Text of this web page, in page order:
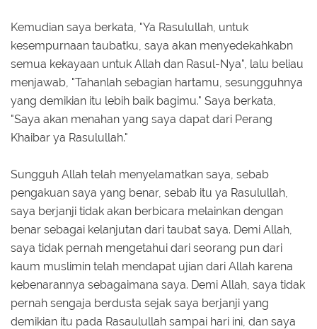
Kemudian saya berkata, "Ya Rasulullah, untuk
kesempurnaan taubatku, saya akan menyedekahkabn
semua kekayaan untuk Allah dan Rasul-Nya", lalu beliau
menjawab, "Tahanlah sebagian hartamu, sesungguhnya
yang demikian itu lebih baik bagimu." Saya berkata,
"Saya akan menahan yang saya dapat dari Perang
Khaibar ya Rasulullah."
Sungguh Allah telah menyelamatkan saya, sebab
pengakuan saya yang benar, sebab itu ya Rasulullah,
saya berjanji tidak akan berbicara melainkan dengan
benar sebagai kelanjutan dari taubat saya. Demi Allah,
saya tidak pernah mengetahui dari seorang pun dari
kaum muslimin telah mendapat ujian dari Allah karena
kebenarannya sebagaimana saya. Demi Allah, saya tidak
pernah sengaja berdusta sejak saya berjanji yang
demikian itu pada Rasaulullah sampai hari ini, dan saya